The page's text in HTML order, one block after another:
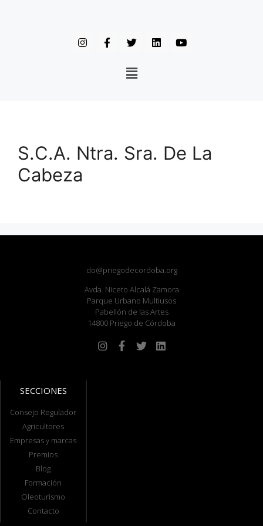
S.C.A. Ntra. Sra. De La
Cabeza
do@priegodecordoba.org
Avda. Niceto Alcalá Zamora
Parque Urbano Multiusos
Pabellón de las Artes
14800 Priego de Córdoba
SECCIONES
Consejo Regulador
Agricultores
Empresas y marcas
Premios
Blog
Formación
Oleoturismo
Contacto